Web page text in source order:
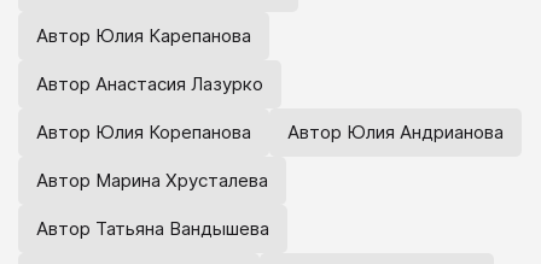
Автор Юлия Карепанова
Автор Анастасия Лазурко
Автор Юлия Корепанова Автор Юлия Андрианова
Автор Марина Хрусталева
Автор Татьяна Вандышева